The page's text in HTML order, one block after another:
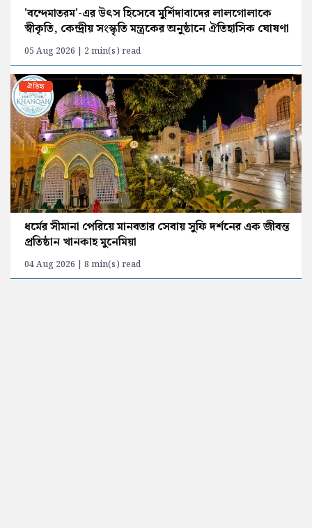
'বন্দেমাতরম'-এর উৎস হিসেবে মুর্শিদাবাদের লালগোলাকে
স্বীকৃতি, কেন্দ্রীয় সংস্কৃতি মন্ত্রকের অনুষ্ঠানে ঐতিহাসিক ঘোষণা
05 Aug 2026 | 2 min(s) read
ঐতিহ্য
ধর্মের সীমানা পেরিয়ে মানবতার সেবায় সুফি দর্শনের এক জীবন্ত
প্রতিষ্ঠান খানকাহ মুনেমিয়া
04 Aug 2026 | 8 min(s) read